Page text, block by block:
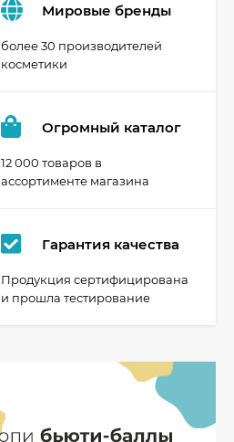
Мировые бренды
более 30 производителей
косметики
Огромный каталог
12 000 товаров в
ассортименте магазина
Гарантия качества
Продукция сертифицирована
и прошла тестирование